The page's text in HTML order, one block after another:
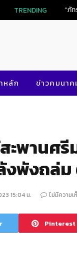
TRENDING
หลัก ข่าวคมนาค
สะพาน
งพังถล่
15:04 น. ไม่มีความเ
Pinterest